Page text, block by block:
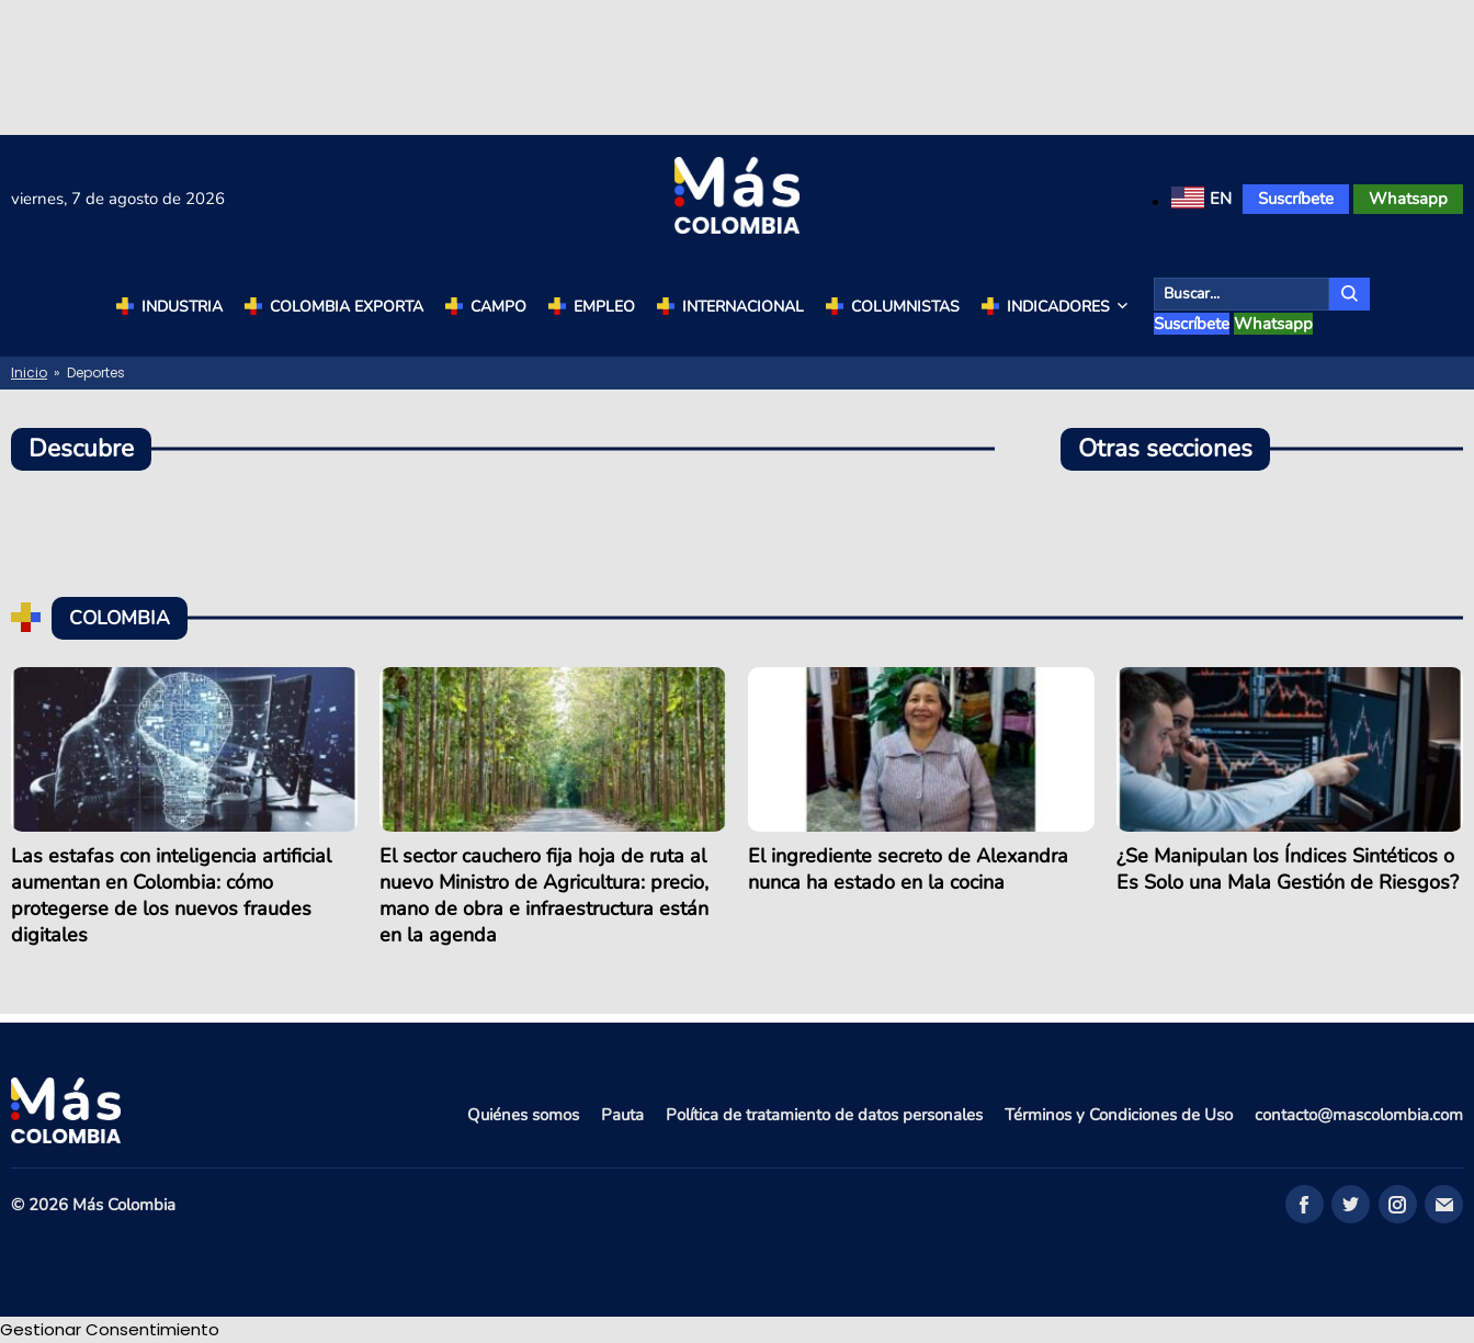
viernes, 7 de agosto de 2026 EN Suscríbete Whatsapp
INDUSTRIA COLOMBIA EXPORTA CAMPO EMPLEO INTERNACIONAL COLUMNISTAS INDICADORES
Suscríbete Whatsapp
Inicio » Deportes
Descubre Otras secciones
COLOMBIA
Las estafas con inteligencia artificial
aumentan en Colombia: cómo
protegerse de los nuevos fraudes
digitales
El sector cauchero fija hoja de ruta al
nuevo Ministro de Agricultura: precio,
mano de obra e infraestructura están
en la agenda
El ingrediente secreto de Alexandra
nunca ha estado en la cocina
¿Se Manipulan los Índices Sintéticos o
Es Solo una Mala Gestión de Riesgos?
Quiénes somos Pauta Política de tratamiento de datos personales Términos y Condiciones de Uso contacto@mascolombia.com
© 2026 Más Colombia
Gestionar Consentimiento